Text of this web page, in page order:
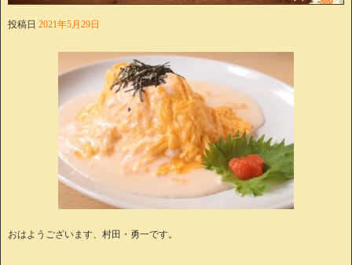
投稿日 2021年5月29日
おはようございます、村田・勇一です。